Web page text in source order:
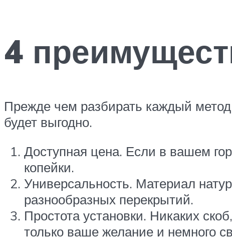
4
Прежде чем разбирать каждый
будет выгодно.
Доступная цена. Если в вашем
копейки.
Универсальность. Материал
разнообразных перекрытий.
Простота установки. Никаких
только ваше желание и немного